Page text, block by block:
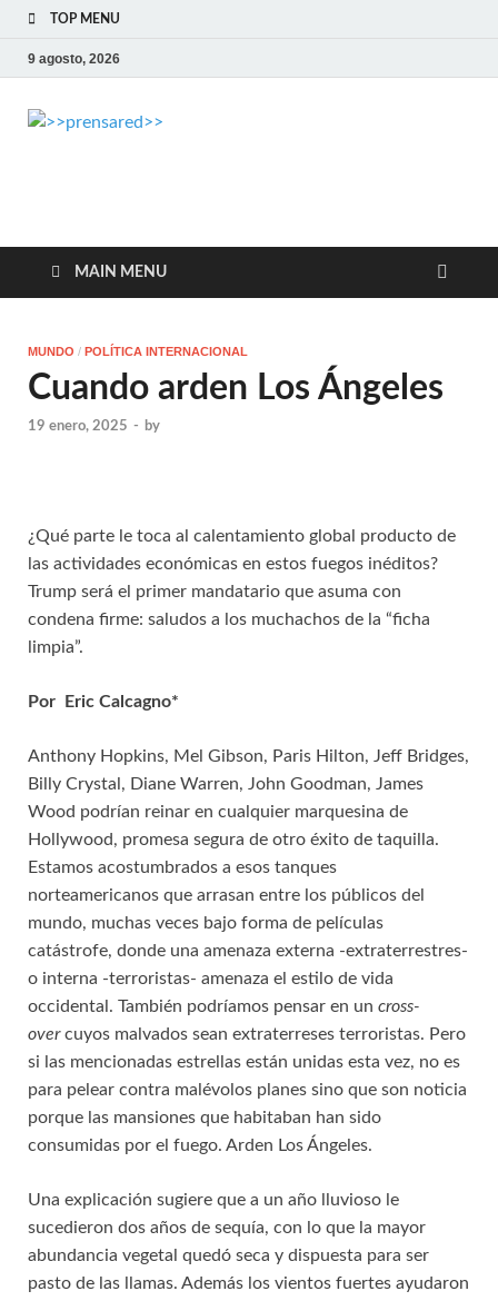
TOP MENU
9 agosto, 2026
MAIN MENU
MUNDO / POLÍTICA INTERNACIONAL
Cuando arden Los Ángeles
19 enero, 2025 - by
¿Qué parte le toca al calentamiento global producto de
las actividades económicas en estos fuegos inéditos?
Trump será el primer mandatario que asuma con
condena firme: saludos a los muchachos de la “ficha
limpia”.
Por Eric Calcagno*
Anthony Hopkins, Mel Gibson, Paris Hilton, Jeff Bridges,
Billy Crystal, Diane Warren, John Goodman, James
Wood podrían reinar en cualquier marquesina de
Hollywood, promesa segura de otro éxito de taquilla.
Estamos acostumbrados a esos tanques
norteamericanos que arrasan entre los públicos del
mundo, muchas veces bajo forma de películas
catástrofe, donde una amenaza externa -extraterrestres-
o interna -terroristas- amenaza el estilo de vida
occidental. También podríamos pensar en un cross-
overcuyos malvados sean extraterreses terroristas. Pero
si las mencionadas estrellas están unidas esta vez, no es
para pelear contra malévolos planes sino que son noticia
porque las mansiones que habitaban han sido
consumidas por el fuego. Arden Los Ángeles.
Una explicación sugiere que a un año lluvioso le
sucedieron dos años de sequía, con lo que la mayor
abundancia vegetal quedó seca y dispuesta para ser
pasto de las llamas. Además los vientos fuertes ayudaron